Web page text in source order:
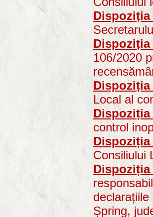
Dispoziția
Dispoziția
106/2020
Dispoziția
Local al
Dispoziția
control
Dispoziția
Consiliului
Dispoziția
Șpring,